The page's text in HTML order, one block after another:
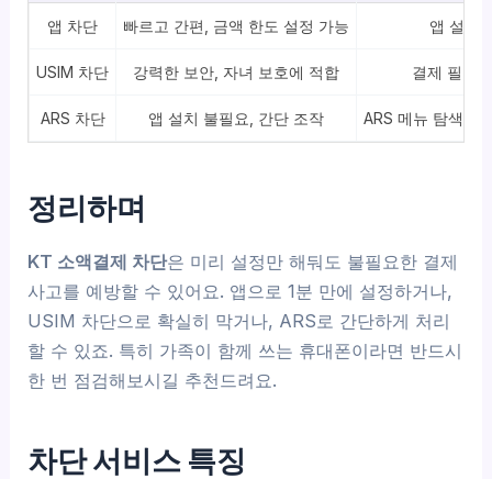
앱 차단 빠르고 간편, 금액 한도 설정 가능 앱 설치
USIM 차단 강력한 보안, 자녀 보호에 적합 결제 필요
ARS 차단 앱 설치 불필요, 간단 조작 ARS 메뉴 탐색이
정리하며
KT 소액결제 차단은 미리 설정만 해둬도 불필요한 결제
사고를 예방할 수 있어요. 앱으로 1분 만에 설정하거나,
USIM 차단으로 확실히 막거나, ARS로 간단하게 처리
할 수 있죠. 특히 가족이 함께 쓰는 휴대폰이라면 반드시
한 번 점검해보시길 추천드려요.
차단 서비스 특징